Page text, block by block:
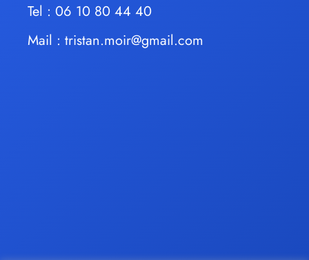
Tel : 06 10 80 44 40
Mail : tristan.moir@gmail.com